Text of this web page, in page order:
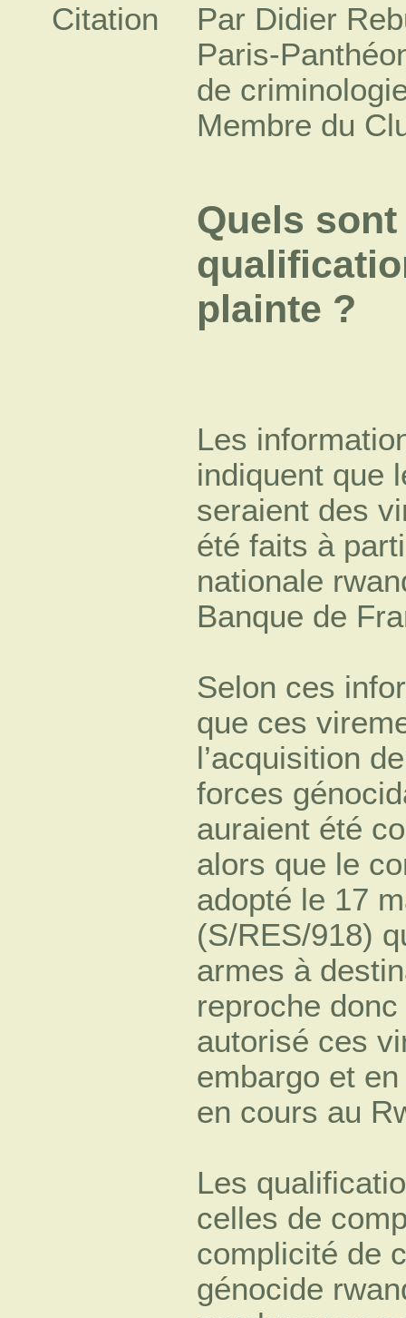
Citation
Par Didier
Paris-
de
Membre du
Quels
plainte ?
Les
indiquent que
seraient des
été faits à
nationale
Banque de
Selon ces
que ces
l’acquisition
forces
auraient été
alors que le
adopté le 17
(S/RES/918)
armes à
reproche
autorisé ces
embargo et
en cours au
Les
celles de
complicité de
génocide